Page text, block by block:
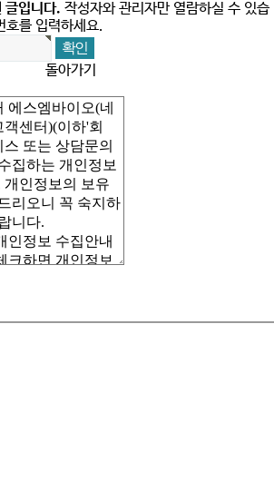
글입니다. 작성자와 관리자만 열람하실 수 있습
호를 입력하세요.
돌아가기